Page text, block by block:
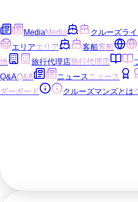
MediaMedia クルーズラ
エリアエリア 客船客船
地
旅行代理店旅行代理店
Q&AQ&A ニュース ニュース
ダーボード
クルーズマンズとは